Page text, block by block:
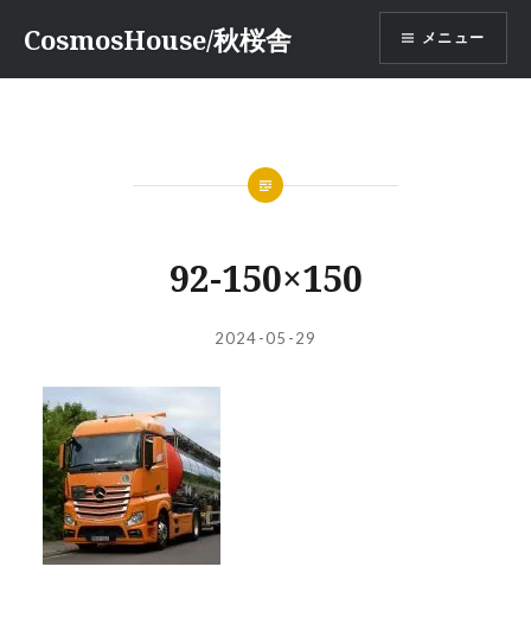
テ
CosmosHouse/秋桜舎 メニュー
92-150×150
投
者:
投
日:
2024-05-29